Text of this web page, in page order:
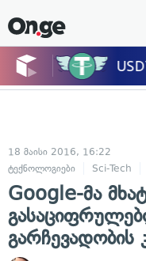
18 მაისი 2016, 16:22
ტექნოლოგიები
Sci-Tech
Google-მა
გარჩევადობის